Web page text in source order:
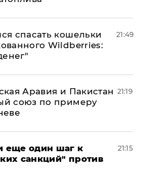
спасать кошельки
Wildberries:
21:49
Аравия и Пакистан
союз по примеру
21:19
еще один шаг к
санкций" против
21:15